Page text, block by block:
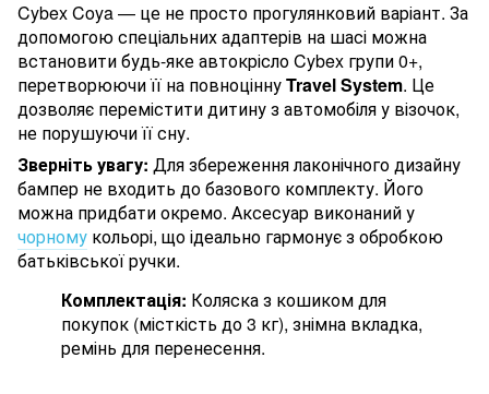
Cybex Coya — це не просто прогулянковий варіант. За
допомогою спеціальних адаптерів на шасі можна
встановити будь-яке автокрісло Cybex групи 0+,
перетворюючи її на повноціннуTravel System. Це
дозволяє перемістити дитину з автомобіля у візочок,
не порушуючи її сну.
Зверніть увагу: Для збереження лаконічного дизайну
бампер не входить до базового комплекту. Його
можна придбати окремо. Аксесуар виконаний у
чорному кольорі, що ідеально гармонує з обробкою
батьківської ручки.
Комплектація: Коляска з кошиком для
покупок (місткість до 3 кг), знімна вкладка,
ремінь для перенесення.